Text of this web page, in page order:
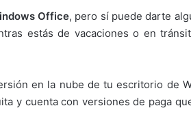
Office, pero sí puede darte
estás de vacaciones o en
en la nube de tu escritorio de
y cuenta con versiones de paga